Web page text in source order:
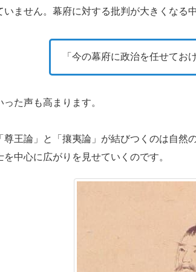
いません。幕府に対する批判が大きくなる中
「今の幕府に政治を任せてお
った声も高まります。
王論」と「攘夷論」が結びつくのは自然
を中心に広がりを見せていくのです。